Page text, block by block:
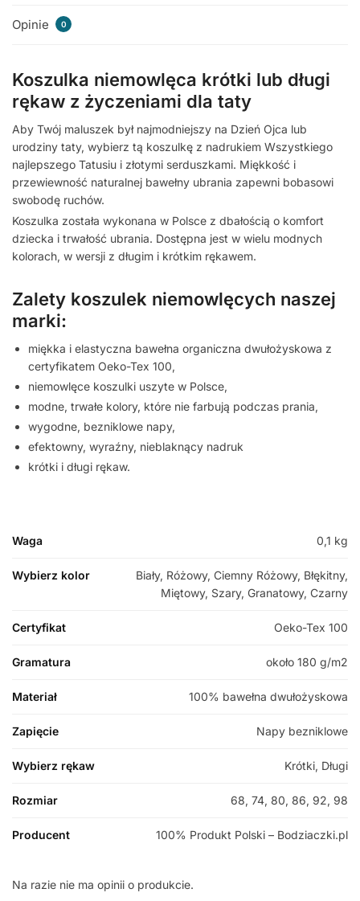
Opinie 0
Koszulka niemowlęca krótki lub długi
rękaw z życzeniami dla taty
Aby Twój maluszek był najmodniejszy na Dzień Ojca lub
urodziny taty, wybierz tą koszulkę z nadrukiem Wszystkiego
najlepszego Tatusiu i złotymi serduszkami. Miękkość i
przewiewność naturalnej bawełny ubrania zapewni bobasowi
swobodę ruchów.
Koszulka została wykonana w Polsce z dbałością o komfort
dziecka i trwałość ubrania. Dostępna jest w wielu modnych
kolorach, w wersji z długim i krótkim rękawem.
Zalety koszulek niemowlęcych naszej
marki:
miękka i elastyczna bawełna organiczna dwułożyskowa z
certyfikatem Oeko-Tex 100,
niemowlęce koszulki uszyte w Polsce,
modne, trwałe kolory, które nie farbują podczas prania,
wygodne, bezniklowe napy,
efektowny, wyraźny, nieblaknący nadruk
krótki i długi rękaw.
Waga 0,1 kg
Wybierz kolor
Biały, Różowy, Ciemny Różowy, Błękitny,
Miętowy, Szary, Granatowy, Czarny
Certyfikat Oeko-Tex 100
Gramatura około 180 g/m2
Materiał 100% bawełna dwułożyskowa
Zapięcie Napy bezniklowe
Wybierz rękaw Krótki, Długi
Rozmiar 68, 74, 80, 86, 92, 98
Producent 100% Produkt Polski – Bodziaczki.pl
Na razie nie ma opinii o produkcie.